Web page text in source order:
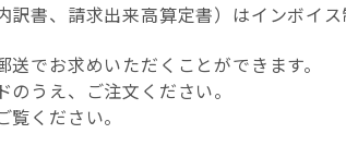
書、請求出来高算定書）はインボイス
でお求めいただくことができます。
うえ、ご注文ください。
ください。